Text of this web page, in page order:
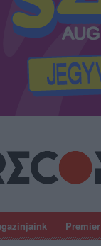
Premier